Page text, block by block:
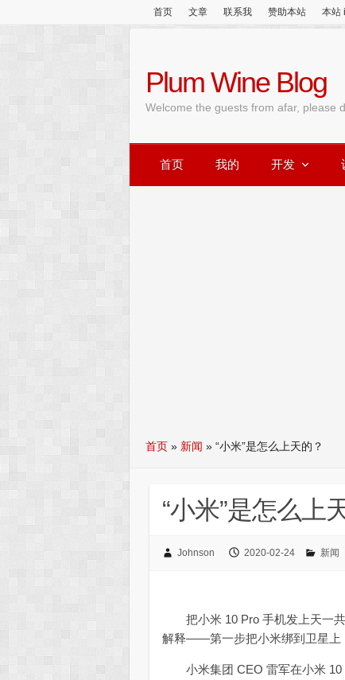
首页 文章 联系我 赞助本站 本站
Plum Wine Blog
Welcome the guests from afar, please
首页 我的 开发
首页 » 新闻 » “小米”是怎么上天的？
“小米”是怎么上
Johnson 2020-02-24 新闻
把小米 10 Pro 手机发上天一共
解释——第一步把小米绑到卫星上
小米集团 CEO 雷军在小米 10